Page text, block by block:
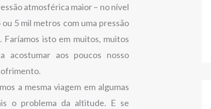
atmosférica maior – no nível
5 mil metros com uma pressão
isto em muitos, muitos
acostumar aos poucos nosso
a mesma viagem em algumas
o problema da altitude. E se